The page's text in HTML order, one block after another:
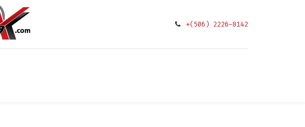
+(506) 2226-8142